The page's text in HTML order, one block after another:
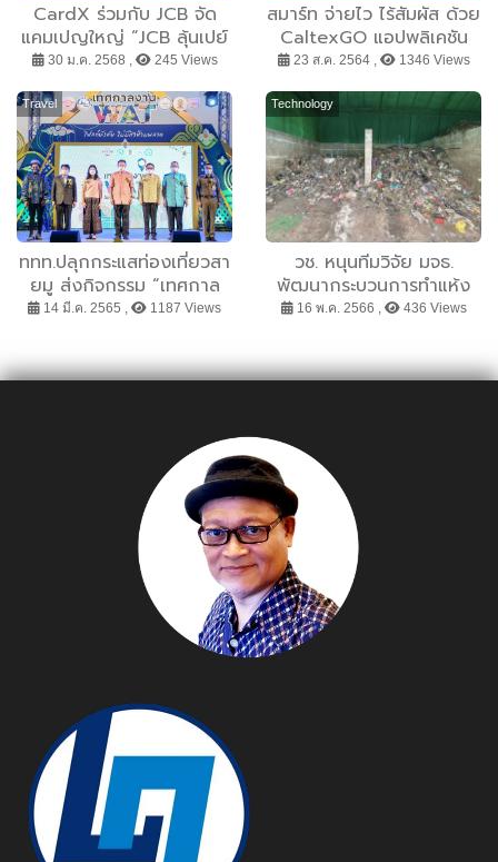
CardX ร่วมกับ JCB จัด
แคมเปญใหญ่ “JCB ลุ้นเปย์
ไปเจแปน” ชวนช้อปผ่านบัตร
เครดิต CardX JCB
PLATINUM ลุ้นบินลัดฟ้ากับ
ทริปสุดเอ็กคลูซีฟที่โอซาก้า
ช้อปตั้งแต่วันนี้ – 30
เมษายน 2568
30 ม.ค. 2568 , 245 Views
สมาร์ท จ่ายไว ไร้สัมผัส ด้วย
CaltexGO แอปพลิเคชัน
พร้อมรับโปรสุดปัง ส่วนลด
รวมสูงสุด 180 บาท
23 ส.ค. 2564 , 1346 Views
Travel
ททท.ปลุกกระแสท่องเที่ยวสา
ยมู ส่งกิจกรรม “เทศกาล
งาน WAT ไฟลท์บังคับ ไม่มี
เที่ยว” เปิดประสบการณ์
14 มี.ค. 2565 , 1187 Views
Technology
วช. หนุนทีมวิจัย มจธ.
พัฒนากระบวนการทำแห้ง
ชีวภาพเพื่อการปรับปรุง
16 พ.ค. 2566 , 436 Views